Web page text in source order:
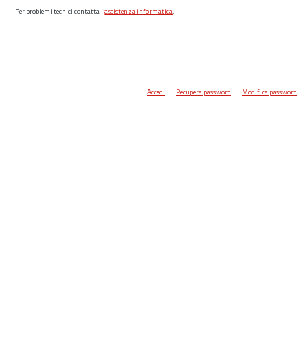
Per problemi tecnici contatta l’assistenza informatica.
Accedi Recupera password Modifica password